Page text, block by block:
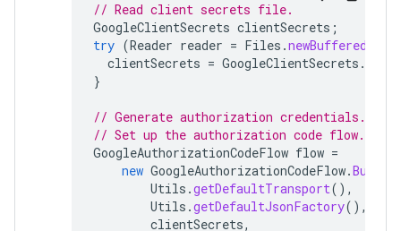
// Read client secrets file.
GoogleClientSecrets clientSecrets ;
try (Reader reader = Files .
clientSecrets = GoogleClientSecrets .
}
// Generate authorization credentials.
// Set up the authorization code flow.
GoogleAuthorizationCodeFlow flow =
new GoogleAuthorizationCodeFlow.
Utils .getDefaultTransport(),
Utils .getDefaultJsonFactory(),
clientSecrets,